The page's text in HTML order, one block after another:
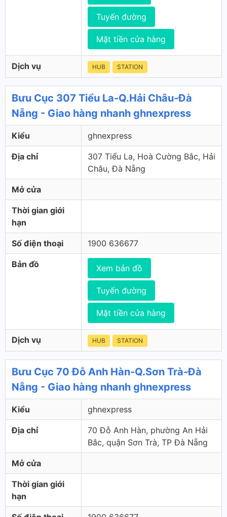
Tuyến đường
Mặt tiền cửa hàng
Dịch vụ HUB STATION
Bưu Cục 307 Tiểu La-Q.Hải Châu-Đà
Nẵng - Giao hàng nhanh ghnexpress
Kiểu ghnexpress
Địa chỉ
307 Tiểu La, Hoà Cường Bắc, Hải
Châu, Đà Nẵng
Mở cửa
Thời gian giới
hạn
Số điện thoại 1900 636677
Bản đồ Xem bản đồ
Tuyến đường
Mặt tiền cửa hàng
Dịch vụ HUB STATION
Bưu Cục 70 Đỗ Anh Hàn-Q.Sơn Trà-Đà
Nẵng - Giao hàng nhanh ghnexpress
Kiểu ghnexpress
Địa chỉ
70 Đỗ Anh Hàn, phường An Hải
Bắc, quận Sơn Trà, TP Đà Nẵng
Mở cửa
Thời gian giới
hạn